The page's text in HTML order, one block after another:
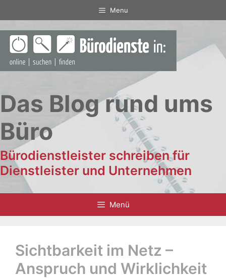
Inhalt
springen
Menu
Das Blog rund ums
Büro
Bürodienstleister schreiben für
Dienstleister und Unternehmen
Menü
Sichtbarkeit im Netz –
Anspruch und Wirklichkeit